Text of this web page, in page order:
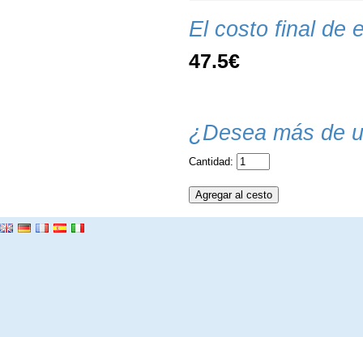
El costo final de
47.5€
¿Desea más de
Cantidad: